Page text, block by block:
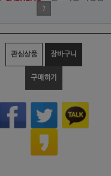
?
관심상품 장바구니
구매하기